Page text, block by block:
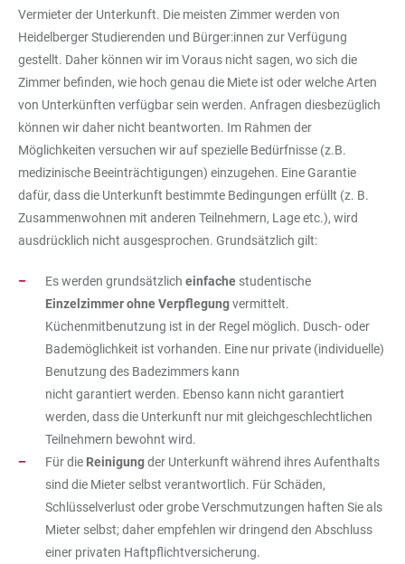
Vermieter der Unterkunft. Die meisten Zimmer werden von
Heidelberger Studierenden und Bürger:innen zur Verfügung
gestellt. Daher können wir im Voraus nicht sagen, wo sich die
Zimmer befinden, wie hoch genau die Miete ist oder welche Arten
von Unterkünften verfügbar sein werden. Anfragen diesbezüglich
können wir daher nicht beantworten. Im Rahmen der
Möglichkeiten versuchen wir auf spezielle Bedürfnisse (z.B.
medizinische Beeinträchtigungen) einzugehen. Eine Garantie
dafür, dass die Unterkunft bestimmte Bedingungen erfüllt (z. B.
Zusammenwohnen mit anderen Teilnehmern, Lage etc.), wird
ausdrücklich nicht ausgesprochen. Grundsätzlich gilt:
Es werden grundsätzlich einfache studentische
Einzelzimmer ohne Verpflegungvermittelt.
Küchenmitbenutzung ist in der Regel möglich. Dusch- oder
Bademöglichkeit ist vorhanden. Eine nur private (individuelle)
Benutzung des Badezimmers kann
nicht garantiert werden. Ebenso kann nicht garantiert
werden, dass die Unterkunft nur mit gleichgeschlechtlichen
Teilnehmern bewohnt wird.
Für die Reinigungder Unterkunft während ihres Aufenthalts
sind die Mieter selbst verantwortlich. Für Schäden,
Schlüsselverlust oder grobe Verschmutzungen haften Sie als
Mieter selbst; daher empfehlen wir dringend den Abschluss
einer privaten Haftpflichtversicherung.